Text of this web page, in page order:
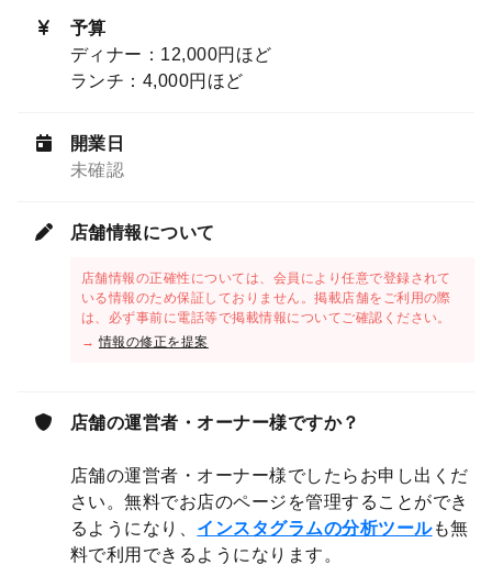
予算
ディナー：12,000円ほど
ランチ：4,000円ほど
開業日
未確認
店舗情報について
店舗情報の正確性については、会員により任意で登録されて
いる情報のため保証しておりません。掲載店舗をご利用の際
は、必ず事前に電話等で掲載情報についてご確認ください。
→情報の修正を提案
店舗の運営者・オーナー様ですか？
店舗の運営者・オーナー様でしたらお申し出くだ
さい。無料でお店のページを管理することができ
るようになり、 インスタグラムの分析ツールも無
料で利用できるようになります。